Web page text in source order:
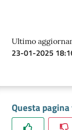
Seguici
Ultimo
23-01-2025
Questa